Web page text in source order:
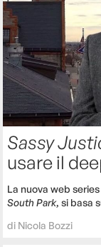
Sassy
usare il
La nuova web
South Park, si basa
di Nicola Bozzi